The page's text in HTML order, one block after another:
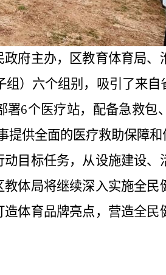
府主办， 区教育体育局、
组）六个组别，吸引了来
6个医疗站，配备急救包
供全面的医疗救助保障和
目标任务，从设施建设
教体局将继续深入实施全民
造体育品牌亮点，营造全民